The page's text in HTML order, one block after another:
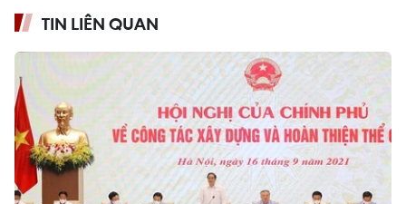
TIN LIÊN QUAN